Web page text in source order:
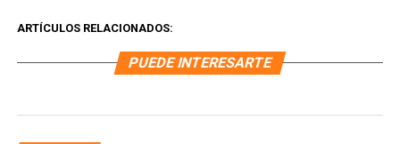
ARTÍCULOS RELACIONADOS:
PUEDE INTERESARTE